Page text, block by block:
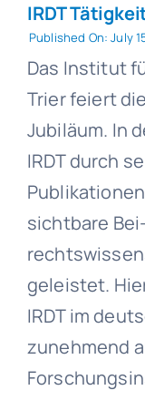
IRDT
Published On: July
Das Institut
Trier feiert
Jubiläum. In
IRDT durch
sichtbare
geleistet.
IRDT im
zunehmend